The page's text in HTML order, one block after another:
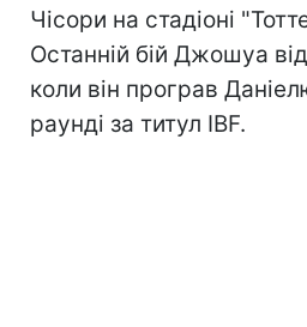
Чісори на стадіоні
Останній бій Джошуа
коли він програв
раунді за титул IBF.